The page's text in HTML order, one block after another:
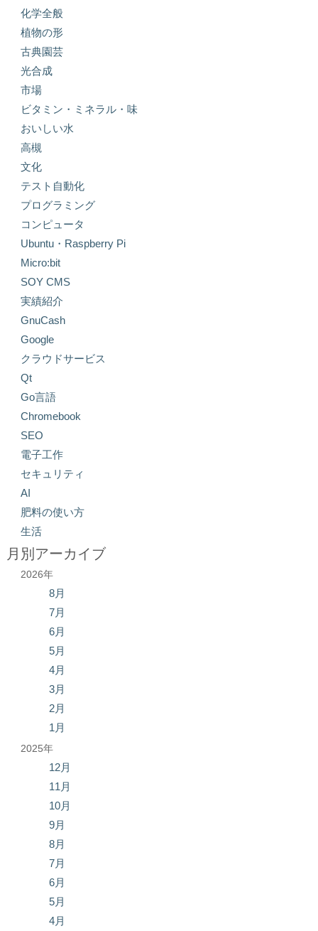
化学全般
植物の形
古典園芸
光合成
市場
ビタミン・ミネラル・味
おいしい水
高槻
文化
テスト自動化
プログラミング
コンピュータ
Ubuntu・Raspberry Pi
Micro:bit
SOY CMS
実績紹介
GnuCash
Google
クラウドサービス
Qt
Go言語
Chromebook
SEO
電子工作
セキュリティ
AI
肥料の使い方
生活
月別アーカイブ
2026年
8月
7月
6月
5月
4月
3月
2月
1月
2025年
12月
11月
10月
9月
8月
7月
6月
5月
4月